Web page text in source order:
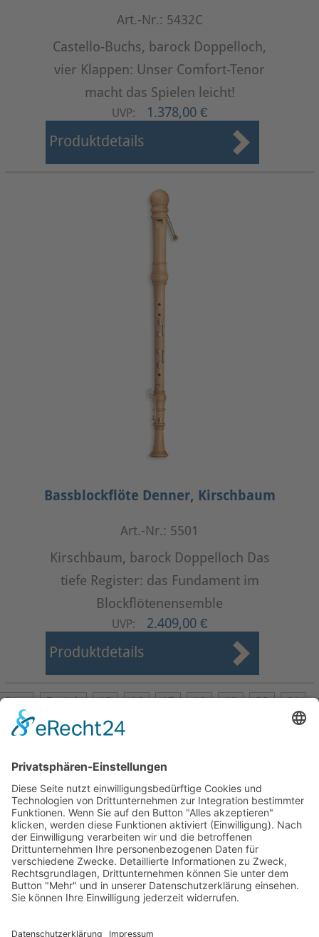
Art.-Nr.: 5432C
Castello-Buchs, barock Doppelloch,
vier Klappen: Unser Comfort-Tenor
macht das Spielen leicht!
UVP: 1.378,00 €
Produktdetails
Bassblockflöte Denner, Kirschbaum
Art.-Nr.: 5501
Kirschbaum, barock Doppelloch Das
tiefe Register: das Fundament im
Blockflötenensemble
UVP: 2.409,00 €
Produktdetails
Start Zurück 15 16 17 18 19 20
21
Seite 20 von 27
Mollenhauer Adresse
Downloads
Weitere Seiten